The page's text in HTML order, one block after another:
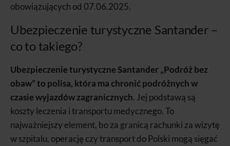
obowiązujących od 07.06.2025.
Ubezpieczenie turystyczne Santander –
co to takiego?
Ubezpieczenie turystyczne Santander „Podróż bez
obaw” to polisa, która ma chronić podróżnych w
czasie wyjazdów zagranicznych. Jej podstawą są
koszty leczenia i transportu medycznego. To
najważniejszy element, bo za granicą rachunki za wizytę
w szpitalu, operację czy transport do Polski mogą sięgać